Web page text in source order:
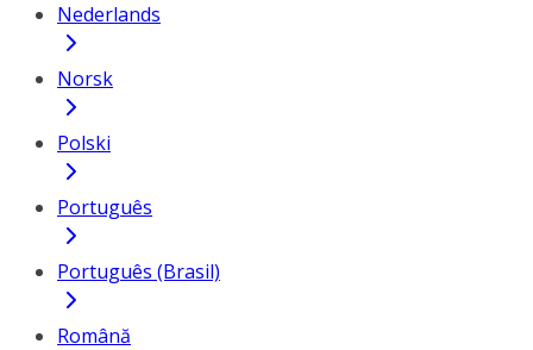
Nederlands
Norsk
Polski
Português
Português (Brasil)
Română